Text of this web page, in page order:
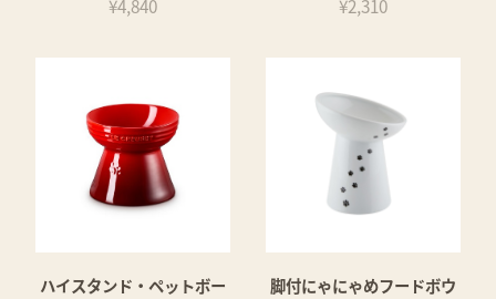
¥4,840 ¥2,310
ハイスタンド・ペットボー
脚付にゃにゃめフードボウ